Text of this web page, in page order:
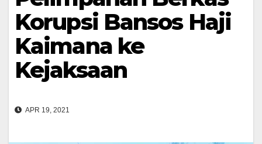
Korupsi Bansos Haji
Kaimana ke
Kejaksaan
APR 19, 2021